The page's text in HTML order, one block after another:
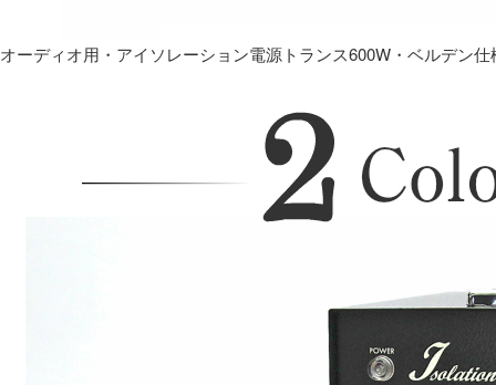
オーディオ用・アイソレーション電源トランス600W・ベルデン仕